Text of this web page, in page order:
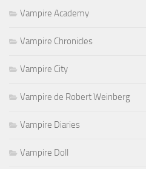
Vampire Academy
Vampire Chronicles
Vampire City
Vampire de Robert Weinberg
Vampire Diaries
Vampire Doll